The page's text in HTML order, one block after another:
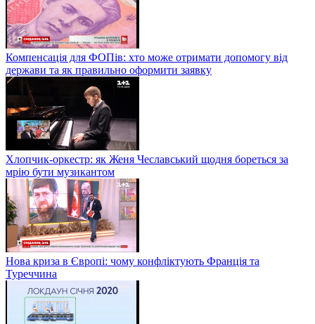
Компенсація для ФОПів: хто може отримати допомогу від
держави та як правильно оформити заявку
Хлопчик-оркестр: як Женя Чеславський щодня бореться за
мрію бути музикантом
Нова криза в Європі: чому конфліктують Франція та
Туреччина